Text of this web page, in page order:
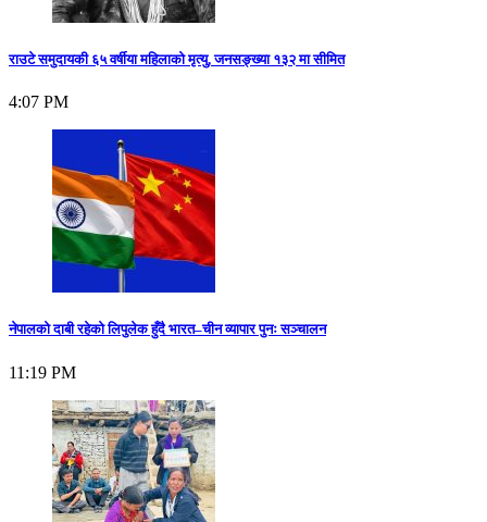
राउटे समुदायकी ६५ वर्षीया महिलाको मृत्यु, जनसङ्ख्या १३२ मा सीमित
4:07 PM
नेपालको दाबी रहेको लिपुलेक हुँदै भारत–चीन व्यापार पुनः सञ्चालन
11:19 PM